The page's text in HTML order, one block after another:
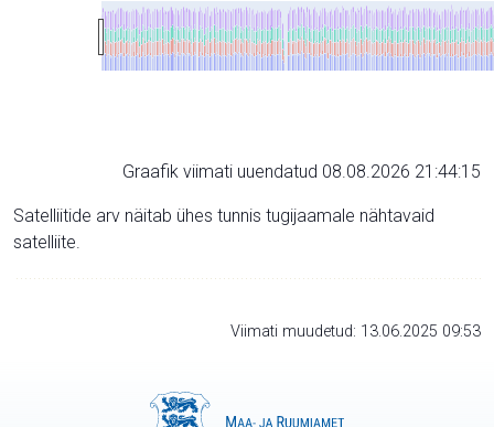
Graafik viimati uuendatud 08.08.2026 21:44:15
Satelliitide arv näitab ühes tunnis tugijaamale nähtavaid
satelliite.
Viimati muudetud: 13.06.2025 09:53